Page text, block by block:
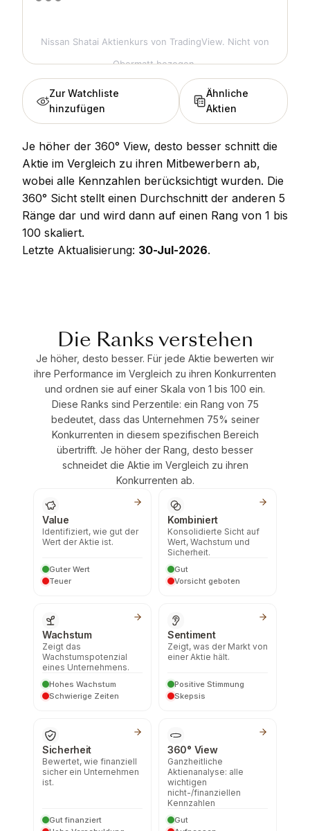
Nissan Shatai Aktienkurs von TradingView. Nicht von
Obermatt bezogen.
Zur Watchliste
hinzufügen
Ähnliche
Aktien
Je höher der 360° View, desto besser schnitt die
Aktie im Vergleich zu ihren Mitbewerbern ab,
wobei alle Kennzahlen berücksichtigt wurden. Die
360° Sicht stellt einen Durchschnitt der anderen 5
Ränge dar und wird dann auf einen Rang von 1 bis
100 skaliert.
Letzte Aktualisierung: 30-Jul-2026.
Die Ranks verstehen
Je höher, desto besser. Für jede Aktie bewerten wir
ihre Performance im Vergleich zu ihren Konkurrenten
und ordnen sie auf einer Skala von 1 bis 100 ein.
Diese Ranks sind Perzentile: ein Rang von 75
bedeutet, dass das Unternehmen 75% seiner
Konkurrenten in diesem spezifischen Bereich
übertrifft. Je höher der Rang, desto besser
schneidet die Aktie im Vergleich zu ihren
Konkurrenten ab.
Value
Identifiziert, wie gut der
Wert der Aktie ist.
Guter Wert
Teuer
Kombiniert
Konsolidierte Sicht auf
Wert, Wachstum und
Sicherheit.
Gut
Vorsicht geboten
Wachstum
Zeigt das
Wachstumspotenzial
eines Unternehmens.
Hohes Wachstum
Schwierige Zeiten
Sentiment
Zeigt, was der Markt von
einer Aktie hält.
Positive Stimmung
Skepsis
Sicherheit
Bewertet, wie finanziell
sicher ein Unternehmen
ist.
Gut finanziert
360° View
Ganzheitliche
Aktienanalyse: alle
wichtigen
nicht-/finanziellen
Kennzahlen
Gut